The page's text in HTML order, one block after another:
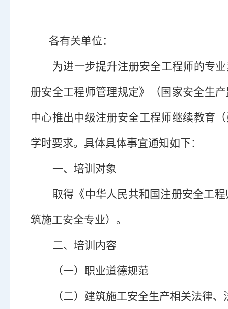
各有关单位：
为进一步提升注册安全工程师的专
册安全工程师管理规定》（国家安全生
中心推出中级注册安全工程师继续教育 （
学时要求。具体具体事宜通知如下：
一、 培训对象
取得《中华人民共和国注册安全工
筑施工安全专业）。
二、 培训 内容
（一） 职业道德规范
（二） 建筑施工安全生产相关法律、